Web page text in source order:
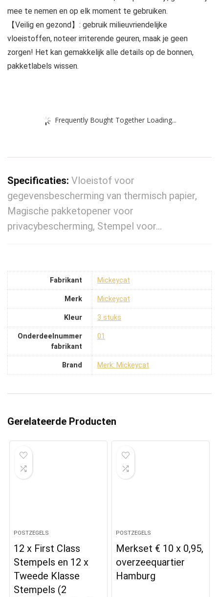
mee te nemen en op elk moment te gebruiken.
【Veilig en gezond】: gebruik milieuvriendelijke
vloeistoffen, noteer irriterende geuren, maak je geen
zorgen! Het kan gemakkelijk alle details op de bonnen,
pakketlabels wissen.
Frequently Bought Together Loading...
Specificaties: Vloeistof voor
gegevensbescherming van thermisch papier,
Magische pakketopener voor
privacybescherming, Stempel voor…
Fabrikant ‎Mickeycat
Merk ‎Mickeycat
Kleur ‎3 stuks
Onderdeelnummer
fabrikant
‎01
Brand Merk: Mickeycat
Gerelateerde Producten
POSTZEGELS
12 x First Class
Stempels en 12 x
Tweede Klasse
Stempels (2
POSTZEGELS
Merkset € 10 x 0,95,
overzeequartier
Hamburg